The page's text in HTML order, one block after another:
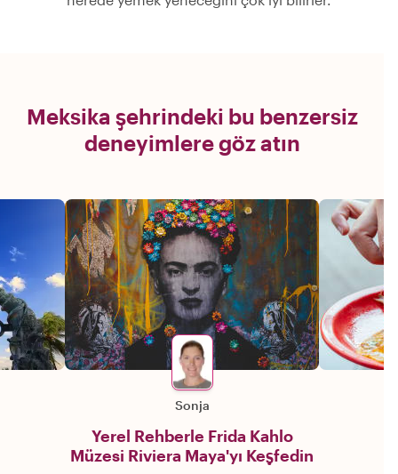
Meksika şehrindeki bu benzersiz
deneyimlere göz atın
Sonja
Yerel Rehberle Frida Kahlo
Müzesi Riviera Maya'yı Keşfedin